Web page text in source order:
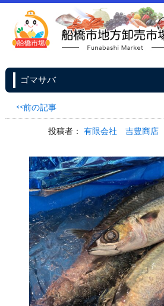
ゴマサバ
<<前の記事
投稿者：有限会社 吉豊商店